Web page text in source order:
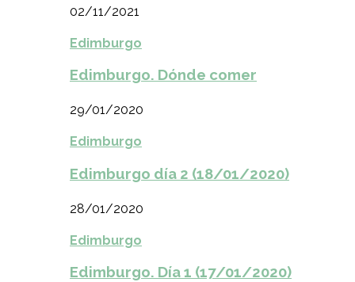
02/11/2021
Edimburgo
Edimburgo. Dónde comer
29/01/2020
Edimburgo
Edimburgo día 2 (18/01/2020)
28/01/2020
Edimburgo
Edimburgo. Día 1 (17/01/2020)